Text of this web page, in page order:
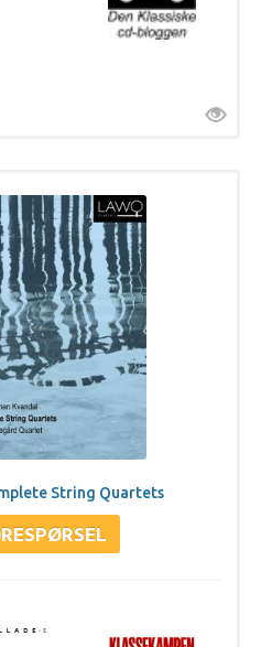
String Quartets